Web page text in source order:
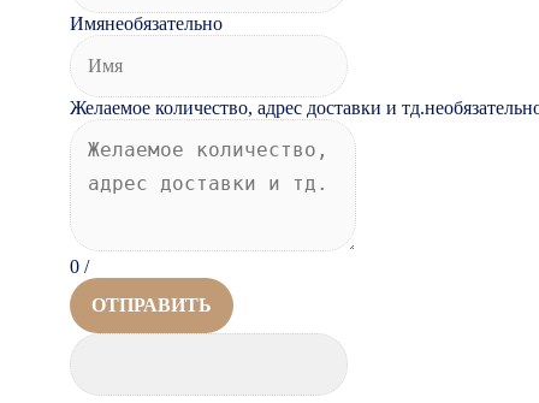
Имянеобязательно
Желаемое количество, адрес доставки и тд.
0 /
ОТПРАВИТЬ